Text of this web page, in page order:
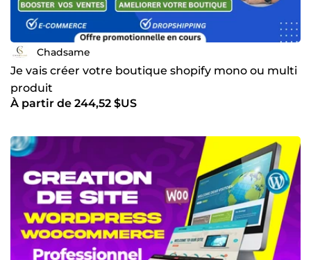
Chadsame
Je vais créer votre boutique shopify mono ou multi
produit
À partir de 244,52 $US